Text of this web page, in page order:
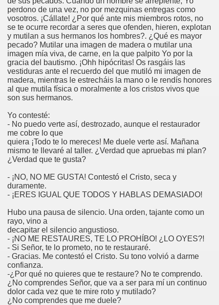
perdono de una vez, no por mezquinas entregas como
vosotros. ¡Cállate! ¿Por qué ante mis miembros rotos, no
se te ocurre recordar a seres que ofenden, hieren, explotan
y mutilan a sus hermanos los hombres?. ¿Qué es mayor
pecado? Mutilar una imagen de madera o mutilar una
imagen mía viva, de carne, en la que palpito Yo por la
gracia del bautismo. ¡Ohh hipócritas! Os rasgáis las
vestiduras ante el recuerdo del que mutiló mi imagen de
madera, mientras le estrecháis la mano o le rendís honores
al que mutila física o moralmente a los cristos vivos que
son sus hermanos.
Yo contesté:
- No puedo verte así, destrozado, aunque el restaurador
me cobre lo que
quiera ¡Todo te lo mereces! Me duele verte así. Mañana
mismo te llevaré al taller. ¿Verdad que apruebas mi plan?
¿Verdad que te gusta?
- ¡NO, NO ME GUSTA! Contestó el Cristo, seca y
duramente.
- ¡ERES IGUAL QUE TODOS Y HABLAS DEMASIADO!
Hubo una pausa de silencio. Una orden, tajante como un
rayo, vino a
decapitar el silencio angustioso.
- ¡NO ME RESTAURES, TE LO PROHÍBO! ¿LO OYES?!
- Si Señor, te lo prometo, no te restauraré.
- Gracias. Me contestó el Cristo. Su tono volvió a darme
confianza.
-¿Por qué no quieres que te restaure? No te comprendo.
¿No comprendes Señor, que va a ser para mí un continuo
dolor cada vez que te mire roto y mutilado?
¿No comprendes que me duele?
y San Francisco de Asís
María Stma. de la Amargura